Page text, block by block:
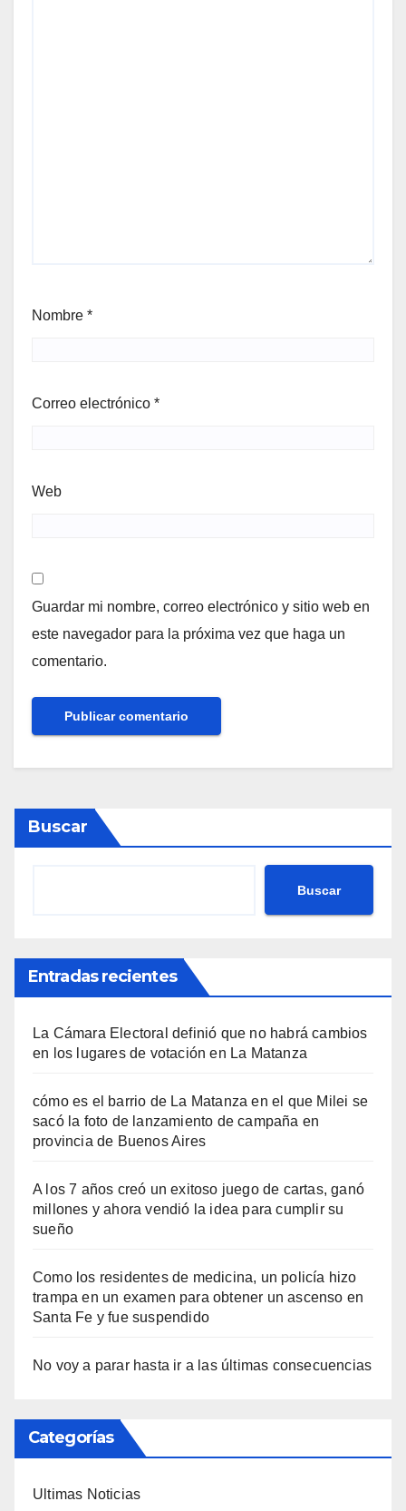
Nombre *
Correo electrónico *
Web
Guardar mi nombre, correo electrónico y sitio web en
este navegador para la próxima vez que haga un
comentario.
Buscar
Buscar
Entradas recientes
La Cámara Electoral definió que no habrá cambios
en los lugares de votación en La Matanza
cómo es el barrio de La Matanza en el que Milei se
sacó la foto de lanzamiento de campaña en
provincia de Buenos Aires
A los 7 años creó un exitoso juego de cartas, ganó
millones y ahora vendió la idea para cumplir su
sueño
Como los residentes de medicina, un policía hizo
trampa en un examen para obtener un ascenso en
Santa Fe y fue suspendido
No voy a parar hasta ir a las últimas consecuencias
Categorías
Ultimas Noticias